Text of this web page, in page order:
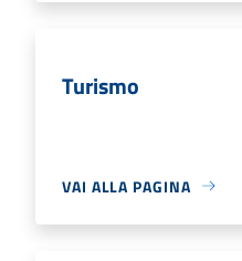
Turismo
VAI ALLA PAGINA